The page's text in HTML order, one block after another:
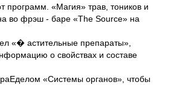
программ. «Магия» трав, тоников и
во фрэш -баре «The Source» на
«� астительные препараты»,
о свойствах и составе
«Системы органов», чтобы